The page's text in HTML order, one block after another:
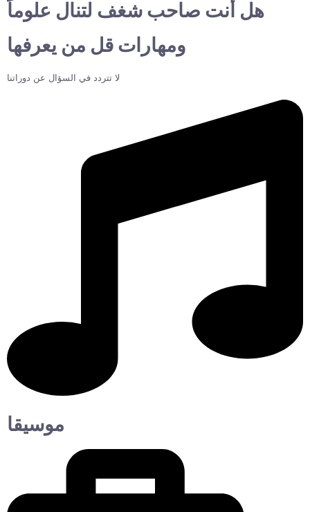
هل أنت صاحب شغف لتنال علوماً
ومهارات قل من يعرفها
لا تتردد في السؤال عن دوراتنا
موسيقا